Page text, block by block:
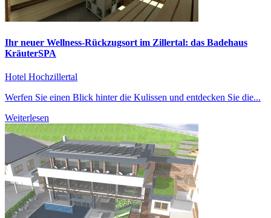
Ihr neuer Wellness-Rückzugsort im Zillertal: das Badehaus
KräuterSPA
Hotel Hochzillertal
Werfen Sie einen Blick hinter die Kulissen und entdecken Sie die...
Weiterlesen